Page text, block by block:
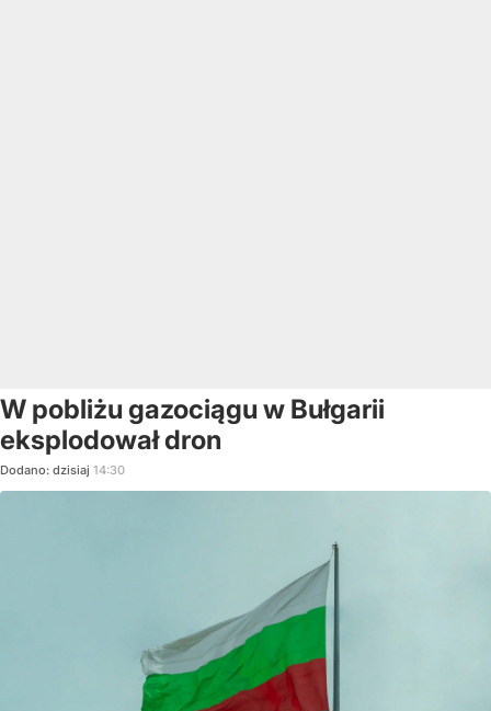
W pobliżu gazociągu w Bułgarii
eksplodował dron
Dodano: dzisiaj 14:30